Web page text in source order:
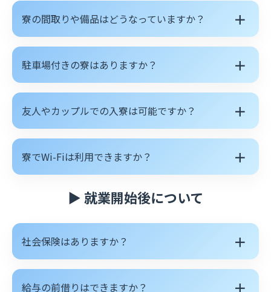
寮の間取りや備品はどうなっていますか？ ＋
駐車場付きの寮はありますか？ ＋
友人やカップルでの入寮は可能ですか？ ＋
寮でWi-Fiは利用できますか？ ＋
▶ 就業開始後について
社会保険はありますか？ ＋
給与の前借りはできますか？ ＋